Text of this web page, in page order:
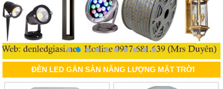
ĐÈN LED GẮN SÀN NĂNG LƯỢNG MẶT TRỜI